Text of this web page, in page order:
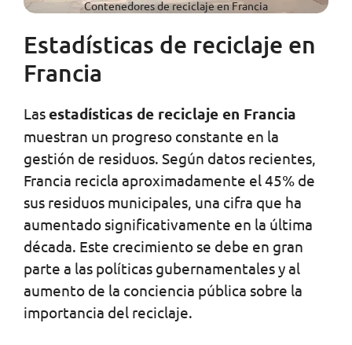
Contenedores de reciclaje en Francia
Estadísticas de reciclaje en
Francia
Lasestadísticas de reciclaje en Francia
muestran un progreso constante en la
gestión de residuos. Según datos recientes,
Francia recicla aproximadamente el 45% de
sus residuos municipales, una cifra que ha
aumentado significativamente en la última
década. Este crecimiento se debe en gran
parte a las políticas gubernamentales y al
aumento de la conciencia pública sobre la
importancia del reciclaje.